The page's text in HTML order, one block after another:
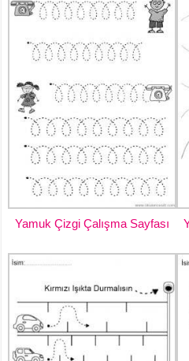
Yamuk Çizgi Çalışma Sayfası